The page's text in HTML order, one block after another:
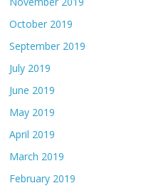
October 2019
September 2019
July 2019
June 2019
May 2019
April 2019
March 2019
February 2019